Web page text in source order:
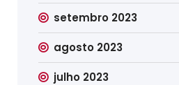
setembro 2023
agosto 2023
julho 2023